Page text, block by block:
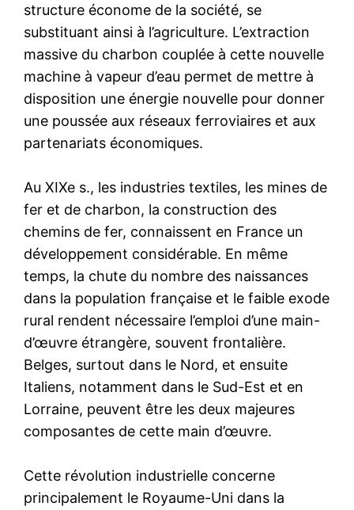
structure économe de la société, se
substituant ainsi à l’agriculture. L’extraction
massive du charbon couplée à cette nouvelle
machine à vapeur d’eau permet de mettre à
disposition une énergie nouvelle pour donner
une poussée aux réseaux ferroviaires et aux
partenariats économiques.
Au XIXe s., les industries textiles, les mines de
fer et de charbon, la construction des
chemins de fer, connaissent en France un
développement considérable. En même
temps, la chute du nombre des naissances
dans la population française et le faible exode
rural rendent nécessaire l’emploi d’une main-
d’œuvre étrangère, souvent frontalière.
Belges, surtout dans le Nord, et ensuite
Italiens, notamment dans le Sud-Est et en
Lorraine, peuvent être les deux majeures
composantes de cette main d’œuvre.
Cette révolution industrielle concerne
principalement le Royaume-Uni dans la